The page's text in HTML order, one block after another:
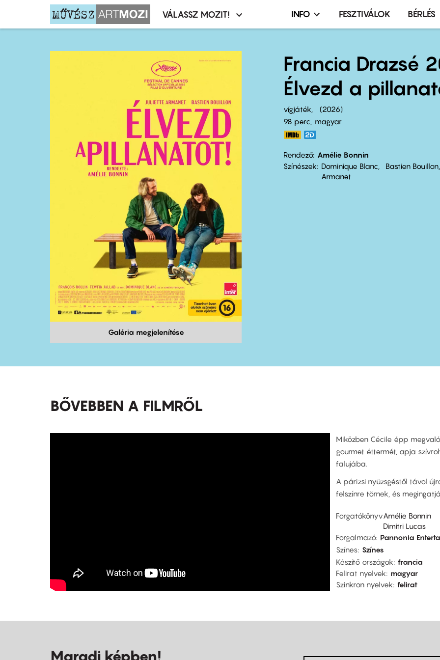
Moziválasztó
VÁLASSZ MOZIT!
Infó,
terembérlés
menü
INFO FESZTIVÁLOK BÉRLÉS
Galéria megjelenítése
Francia Drazsé
Élvezd a
vígjáték
2026
98 perc,
magyar
Rendező Amélie Bonnin
Színészek
Dominique Blanc Bastien Bouillon
Armanet
BŐVEBBEN A FILMRŐL
Miközben Cécile épp
gourmet éttermét, apja
falujába.
A párizsi nyüzsgéstől távol
felszínre törnek, és
ForgatókönyvAmélie Bonnin
Dimitri Lucas
Forgalmazó Pannonia
Színes Színes
Készítő országok francia
Felirat nyelvek
magyar
Szinkron nyelvek felirat
Maradj képben!